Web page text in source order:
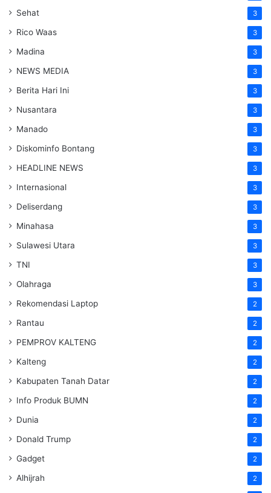
Sehat 3
Rico Waas 3
Madina 3
NEWS MEDIA 3
Berita Hari Ini 3
Nusantara 3
Manado 3
Diskominfo Bontang 3
HEADLINE NEWS 3
Internasional 3
Deliserdang 3
Minahasa 3
Sulawesi Utara 3
TNI 3
Olahraga 3
Rekomendasi Laptop 2
Rantau 2
PEMPROV KALTENG 2
Kalteng 2
Kabupaten Tanah Datar 2
Info Produk BUMN 2
Dunia 2
Donald Trump 2
Gadget 2
Alhijrah 2